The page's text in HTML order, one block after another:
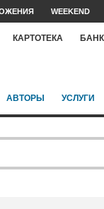
WEEKEND
КАРТОТЕКА
АВТОРЫ УСЛУГИ